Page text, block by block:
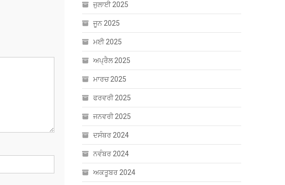
ਜੁਲਾਈ 2025
ਜੂਨ 2025
ਮਈ 2025
ਅਪ੍ਰੈਲ 2025
ਮਾਰਚ 2025
ਫਰਵਰੀ 2025
ਜਨਵਰੀ 2025
ਦਸੰਬਰ 2024
ਨਵੰਬਰ 2024
ਅਕਤੂਬਰ 2024